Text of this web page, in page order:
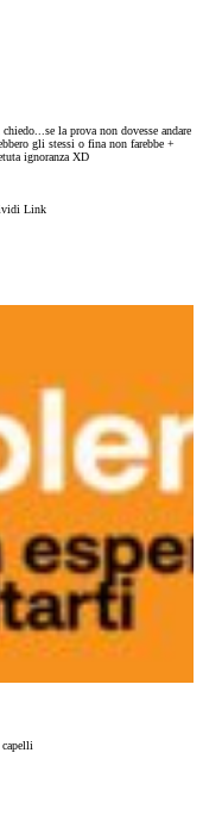
la prova non dovesse andare
gli stessi o fina non farebbe +
ignoranza XD
Link